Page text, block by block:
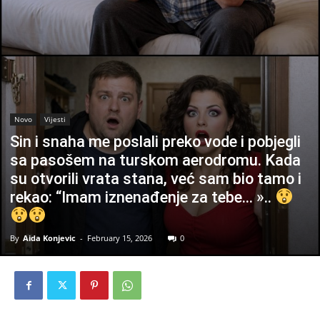
Novo Vijesti
Sin i snaha me poslali preko vode i pobjegli
sa pasošem na turskom aerodromu. Kada
su otvorili vrata stana, već sam bio tamo i
rekao: “Imam iznenađenje za tebe… »..
By Aida Konjevic - February 15, 2026 0